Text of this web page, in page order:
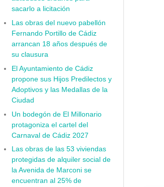
sacarlo a licitación
Las obras del nuevo pabellón
Fernando Portillo de Cádiz
arrancan 18 años después de
su clausura
El Ayuntamiento de Cádiz
propone sus Hijos Predilectos y
Adoptivos y las Medallas de la
Ciudad
Un bodegón de El Millonario
protagoniza el cartel del
Carnaval de Cádiz 2027
Las obras de las 53 viviendas
protegidas de alquiler social de
la Avenida de Marconi se
encuentran al 25% de